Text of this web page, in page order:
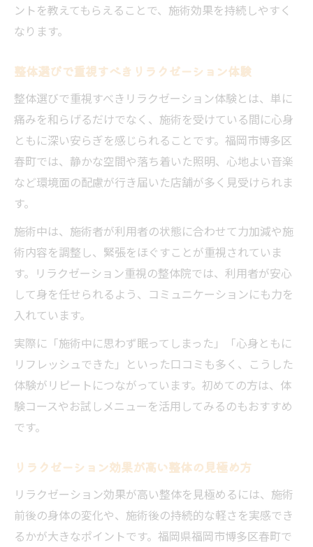
ントを教えてもらえることで、施術効果を持続しやすく
なります。
整体選びで重視すべきリラクゼーション体験
整体選びで重視すべきリラクゼーション体験とは、単に
痛みを和らげるだけでなく、施術を受けている間に心身
ともに深い安らぎを感じられることです。福岡市博多区
春町では、静かな空間や落ち着いた照明、心地よい音楽
など環境面の配慮が行き届いた店舗が多く見受けられま
す。
施術中は、施術者が利用者の状態に合わせて力加減や施
術内容を調整し、緊張をほぐすことが重視されていま
す。リラクゼーション重視の整体院では、利用者が安心
して身を任せられるよう、コミュニケーションにも力を
入れています。
実際に「施術中に思わず眠ってしまった」「心身ともに
リフレッシュできた」といった口コミも多く、こうした
体験がリピートにつながっています。初めての方は、体
験コースやお試しメニューを活用してみるのもおすすめ
です。
リラクゼーション効果が高い整体の見極め方
リラクゼーション効果が高い整体を見極めるには、施術
前後の身体の変化や、施術後の持続的な軽さを実感でき
るかが大きなポイントです。福岡県福岡市博多区春町で